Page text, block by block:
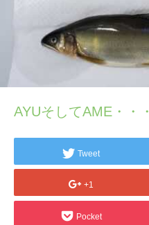
AYUそしてAME・・・
Tweet
+1
Pocket